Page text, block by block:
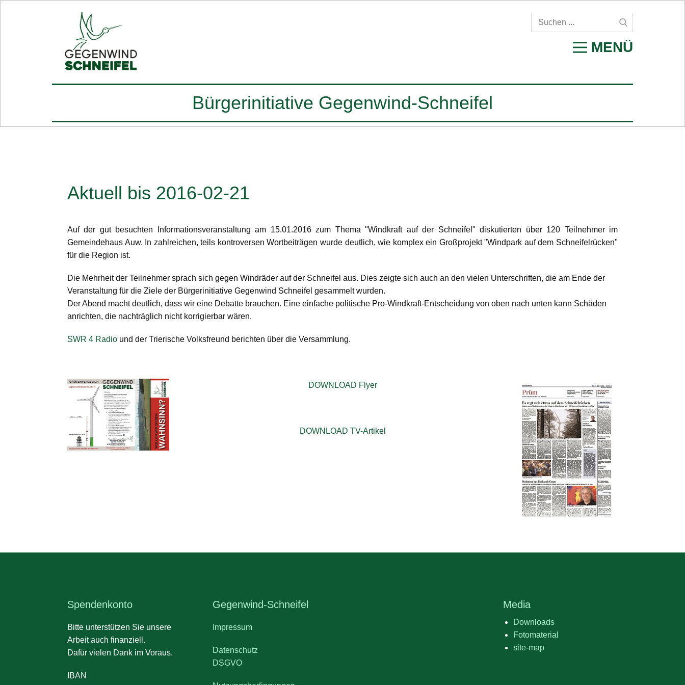
MENÜ
Bürgerinitiative Gegenwind-Schneifel
Aktuell bis 2016-02-21
Auf der gut besuchten Informationsveranstaltung am 15.01.2016 zum Thema "Windkraft auf der Schneifel" diskutierten über 120 Teilnehmer im
Gemeindehaus Auw. In zahlreichen, teils kontroversen Wortbeiträgen wurde deutlich, wie komplex ein Großprojekt "Windpark auf dem Schneifelrücken"
für die Region ist.
Die Mehrheit der Teilnehmer sprach sich gegen Windräder auf der Schneifel aus. Dies zeigte sich auch an den vielen Unterschriften, die am Ende der
Veranstaltung für die Ziele der Bürgerinitiative Gegenwind Schneifel gesammelt wurden.
Der Abend macht deutlich, dass wir eine Debatte brauchen. Eine einfache politische Pro-Windkraft-Entscheidung von oben nach unten kann Schäden
anrichten, die nachträglich nicht korrigierbar wären.
SWR 4 Radio und der Trierische Volksfreund berichten über die Versammlung.
DOWNLOAD Flyer
DOWNLOAD TV-Artikel
Spendenkonto
Bitte unterstützen Sie unsere
Arbeit auch finanziell.
Dafür vielen Dank im Voraus.
IBAN
Gegenwind-Schneifel
Impressum
Datenschutz
DSGVO
Media
Downloads
Fotomaterial
site-map